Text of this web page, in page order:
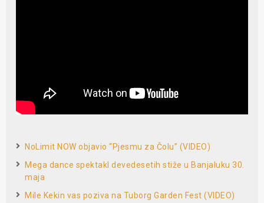
NoLimit NOW objavio “Pjesmu za Čolu” (VIDEO)
Mega dance spektakl devedesetih stiže u Banjaluku 30.
maja
Mile Kekin vas poziva na Tuborg Garden Fest (VIDEO)